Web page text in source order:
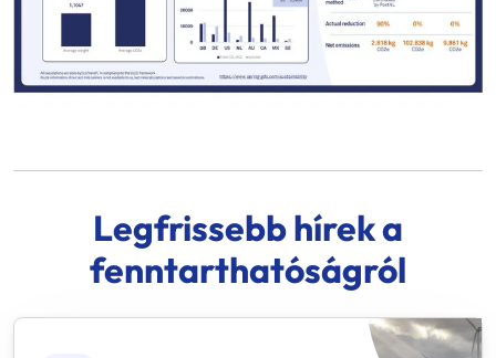
Legfrissebb hírek a
fenntarthatóságról